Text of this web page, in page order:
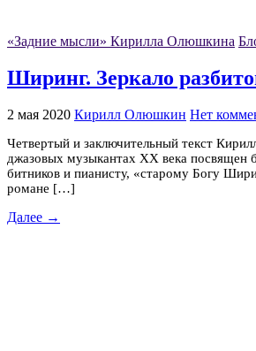
«Задние мысли» Кирилла Олюшкина
Ширинг. Зеркало
2 мая 2020 Кирилл Олюшкин Нет
Четвертый и заключительный текст
джазовых музыкантах XX века посвящен
битников и пианисту, «старому Богу
романе […]
Далее →